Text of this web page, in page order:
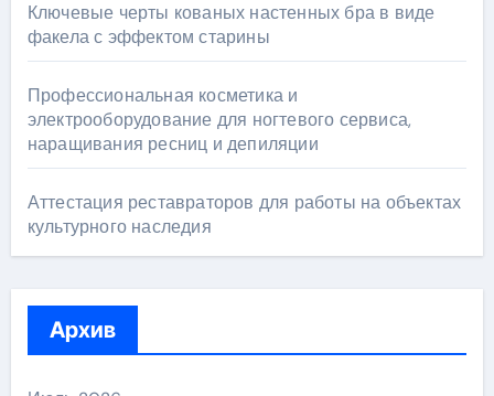
Ключевые черты кованых настенных бра в виде
факела с эффектом старины
Профессиональная косметика и
электрооборудование для ногтевого сервиса,
наращивания ресниц и депиляции
Аттестация реставраторов для работы на объектах
культурного наследия
Архив